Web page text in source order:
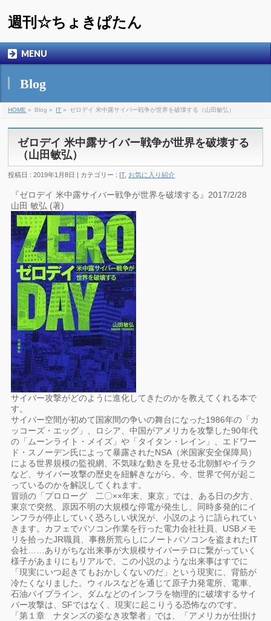
週刊☆ちょきぱたん
MENU
Blog
HOME » Blog » IT » ゼロデイ 米中露サイバー戦争が世界を破壊する（山田敏弘）
ゼロデイ 米中露サイバー戦争が世界を破壊する
（山田敏弘）
投稿日 : 2019年1月8日 | カテゴリー : IT, お気に入り紹介
『ゼロデイ 米中露サイバー戦争が世界を破壊する』2017/2/28
山田 敏弘 (著)
サイバー攻撃がどのように進化してきたのかを教えてくれる本で
す。
サイバー空間が初めて国家間の争いの舞台になった1986年の「カ
ッコーズ・エッグ」、ロシア、中国がアメリカを攻撃した90年代
の「ムーンライト・メイズ」や「タイタン・レイン」、エドワー
ド・スノーデン氏によって暴露されたNSA（米国家安全保障局）
による世界規模の監視網、不気味な動きを見せる北朝鮮やイラク
など、サイバー攻撃の歴史を紐解きながら、今、世界で何が起こ
っているのかを解説してくれます。
冒頭の「プロローグ 二〇××年末、東京」では、ある日の夕方、
東京で突然、原因不明の大規模な停電が発生し、同時多発的にイ
ンフラが停止していく恐ろしい状況が、小説のように語られてい
きます。カフェでパソコン作業を行った電力会社社員、USBメモ
リを拾ったJR職員、事務所荒らしにノートパソコンを盗まれたIT
会社……ありがちな出来事が大規模サイバーテロに繋がっていく
様子があまりにもリアルで、この小説のような出来事はすでに
「現実にいつ起きてもおかしくないのだ」という現実に、背筋が
冷たくなりました。ウィルスなどを通じて原子力発電所、電車、
石油パイプライン、ダムなどのインフラを物理的に破壊するサイ
バー攻撃は、SFではなく、現実に起こりうる恐怖なのです。
「第１章 ナタンズの姿なき攻撃者」では、「アメリカが仕掛け